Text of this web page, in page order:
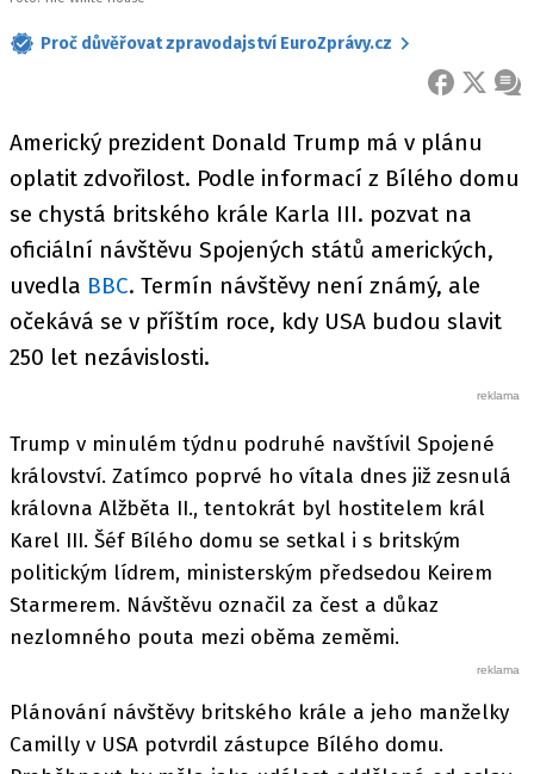
Proč důvěřovat zpravodajství EuroZprávy.cz
FACEBOOK
X
Americký prezident Donald Trump má v plánu
oplatit zdvořilost. Podle informací z Bílého domu
se chystá britského krále Karla III. pozvat na
oficiální návštěvu Spojených států amerických,
uvedla BBC. Termín návštěvy není známý, ale
očekává se v příštím roce, kdy USA budou slavit
250 let nezávislosti.
Trump v minulém týdnu podruhé navštívil Spojené
království. Zatímco poprvé ho vítala dnes již zesnulá
královna Alžběta II., tentokrát byl hostitelem král
Karel III. Šéf Bílého domu se setkal i s britským
politickým lídrem, ministerským předsedou Keirem
Starmerem. Návštěvu označil za čest a důkaz
nezlomného pouta mezi oběma zeměmi.
Plánování návštěvy britského krále a jeho manželky
Camilly v USA potvrdil zástupce Bílého domu.